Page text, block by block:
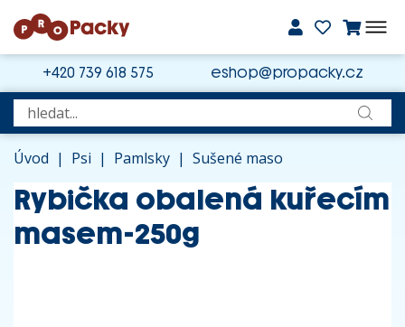
+420 739 618 575 eshop@propacky.cz
Úvod | Psi | Pamlsky | Sušené maso
Rybička obalená kuřecím
masem-250g